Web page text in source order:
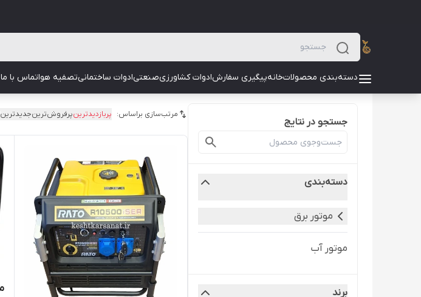
دسته‌بندی محصولاتخانهپیگیری سفارشادوات کشاورزیصنعتیادوات ساختمانیتصفیه هواتماس با ما
جستجو در نتایج
دسته‌بندی
موتور برق
موتور آب
برند
مرتب‌سازی براساس: پربازدیدترینپرفروش‌ترینجدیدترین